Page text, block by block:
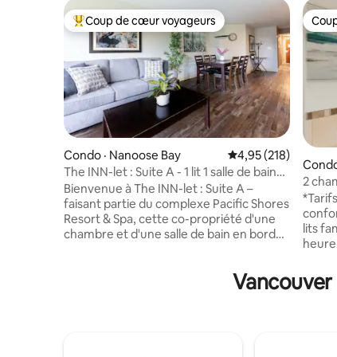
Coup de cœur voyageurs parmi les plus aimés
Coup de cœur voyageurs
Condo · Nanoose Bay Note moyenne de
4,95 (218)
The INN-let : Suite A - 1 lit 1 salle de bain
avec cuisine
Bienvenue à The INN-let : Suite A –
faisant partie du complexe Pacific Shores
Resort & Spa, cette co-propriété d'une
chambre et d'une salle de bain en bord
intérieure/jacuzzi/sauna, jacuzzi
2
lits